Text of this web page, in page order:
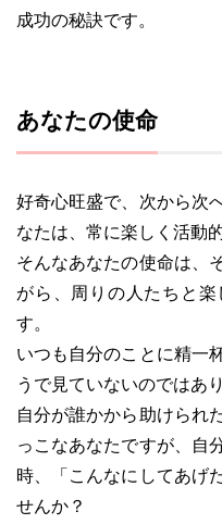
成功の秘訣です。
あなたの使命
好奇心旺盛で、次から次
なたは、常に楽しく活動的
そんなあなたの使命は、
がら、周りの人たちと
す。
いつも自分のことに精一
うで見ていないのではあ
自分が誰かから助けられ
っこなあなたですが、自
時、「こんなにしてあげ
せんか？